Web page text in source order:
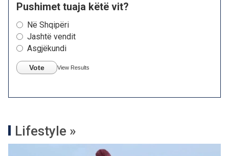
Pushimet tuaja këtë vit?
Në Shqipëri
Jashtë vendit
Asgjëkundi
Vote View Results
Lifestyle »